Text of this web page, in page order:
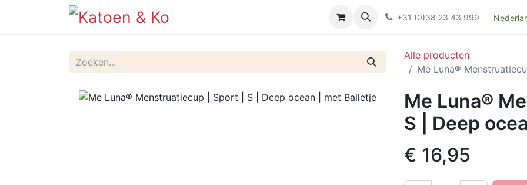
Kieswijzer nacht- en kraamverband
+31 (0)38 23 43 999
Alle producten
Me Luna®
Me Luna®
S | Deep
€ 16,95